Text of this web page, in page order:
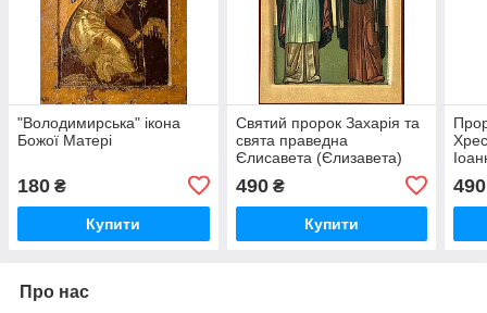
"Володимирська" ікона
Божої Матері
180 ₴
Купити
Святий пророк Захарія та
свята праведна
Єлисавета (Єлизавета)
490₴
Купити
490
Про нас